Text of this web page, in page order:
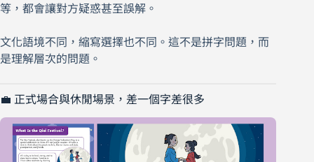
等，都會讓對方疑惑甚至誤解。
文化語境不同，縮寫選擇也不同。這不是拼字問題，而
是理解層次的問題。
💼 正式場合與休閒場景，差一個字差很多